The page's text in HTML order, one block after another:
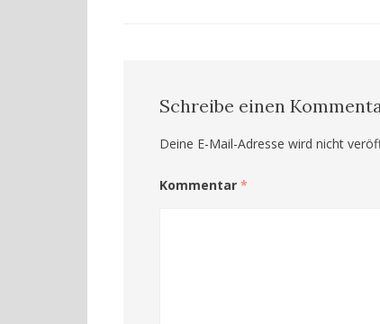
Schreibe einen
Deine E-Mail-Adresse wird nicht
Kommentar *